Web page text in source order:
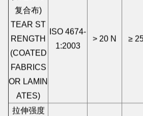
(涂层或者
复合布)
TEAR ST
RENGTH
(COATED
FABRICS
OR LAMIN
ATES)
ISO 4674-